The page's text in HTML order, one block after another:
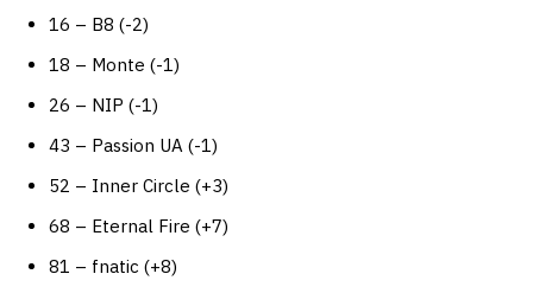
16 – B8 (-2)
18 – Monte (-1)
26 – NIP (-1)
43 – Passion UA (-1)
52 – Inner Circle (+3)
68 – Eternal Fire (+7)
81 – fnatic (+8)